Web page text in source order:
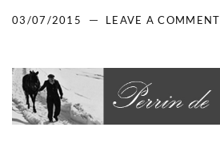
03/07/2015 LEAVE A COMMENT